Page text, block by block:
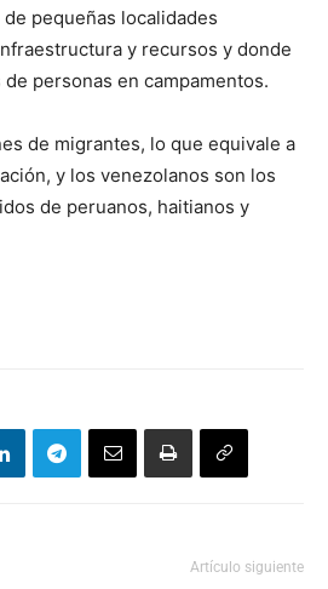
pequeñas localidades
y recursos y donde
personas en campamentos.
de migrantes, lo que equivale a
y los venezolanos son los
de peruanos, haitianos y
Artículo siguiente